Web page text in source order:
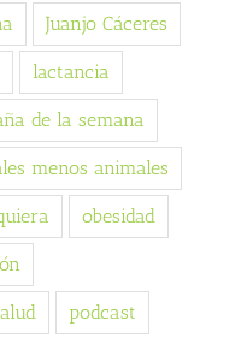
Juanjo Cáceres
lactancia
de la semana
menos animales
obesidad
podcast